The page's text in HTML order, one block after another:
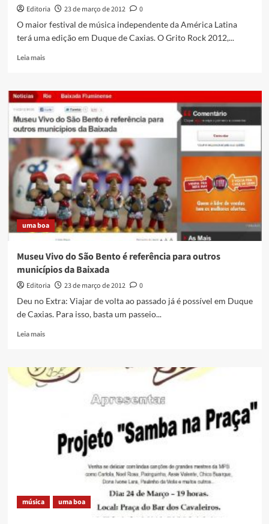
Editoria 23 de março de 2012
0
O maior festival de música independente da América Latina
terá uma edição em Duque de Caxias. O Grito Rock 2012,...
Leia maisRead
Grito
Rock
em
Caxias
no
próximo
domingo!
uma boa
Museu Vivo do São Bento é referência para outros
municípios da Baixada
Editoria 23 de março de 2012
0
Deu no Extra: Viajar de volta ao passado já é possível em Duque
de Caxias. Para isso, basta um passeio...
Leia maisRead
Museu
Vivo
do
referência
outros
música uma boa